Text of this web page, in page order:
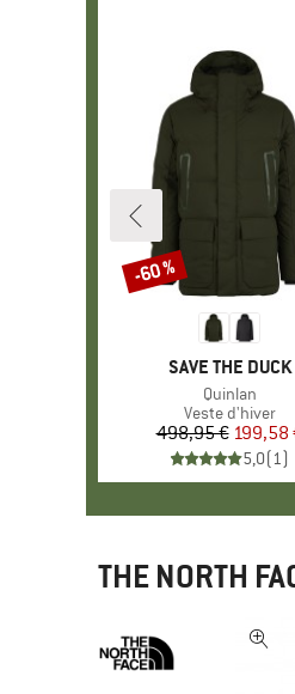
MARQUE
SAVE THE DUCK
Article
Quinlan
Product group
Veste d'hiver
Prix
498,95 €Prix
199,58
5,0(1)
Remise
-60 %
THE NORTH